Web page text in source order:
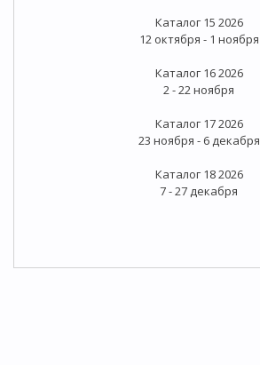
Каталог 15 2026
12 октября - 1 ноября
Каталог 16 2026
2 - 22 ноября
Каталог 17 2026
23 ноября - 6 декабря
Каталог 18 2026
7 - 27 декабря